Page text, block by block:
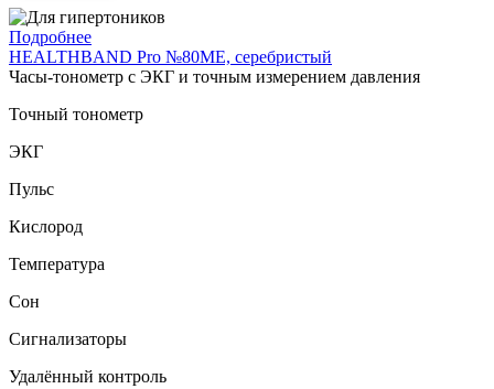
Подробнее
HEALTHBAND Pro №80ME, серебристый
Часы-тонометр с ЭКГ и точным измерением давления
Точный тонометр
ЭКГ
Пульс
Кислород
Температура
Сон
Сигнализаторы
Удалённый контроль